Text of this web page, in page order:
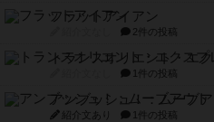
フラットアイアン
2件の投稿
トランスオリエント・エ
1件の投稿
アンブッシュ！：ムーブア
紹介文あり 1件の投稿